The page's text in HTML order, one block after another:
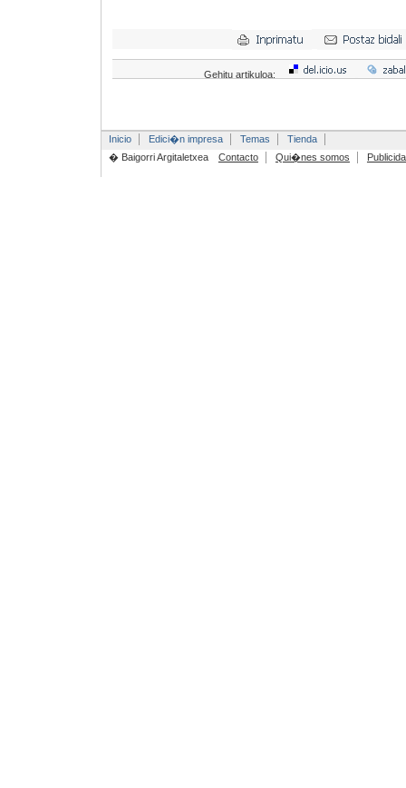
Gehitu artikuloa:
Inicio Edici�n impresa Temas
Tienda
� Baigorri Argitaletxea
Contacto Qui�nes somos